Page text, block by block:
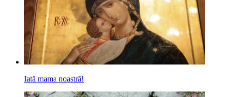
Iată mama noastră!